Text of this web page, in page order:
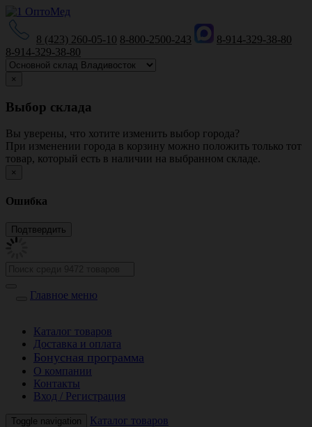
8 (423) 260-05-10 8-800-2500-243
8-914-329-38-80
8-914-329-38-80
×
Выбор склада
Вы уверены, что хотите изменить выбор города?
При изменении города в корзину можно положить только тот
товар, который есть в наличии на выбранном складе.
×
Ошибка
Главное меню
Каталог товаров
Доставка и оплата
Бонусная программа
О компании
Контакты
Вход / Регистрация
Toggle navigation Каталог товаров